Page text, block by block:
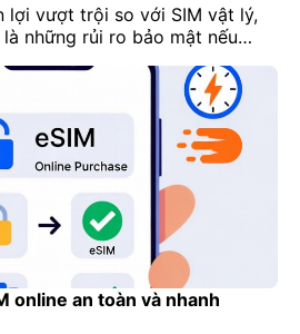
lợi vượt trội so với SIM vật lý,
những rủi ro bảo mật nếu
có thể ảnh hưởng nghiêm
du lịch hoặc liên lạc […]
online an toàn và nhanh